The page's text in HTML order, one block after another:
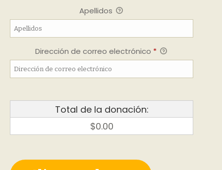
Apellidos
Dirección de correo electrónico *
Total de la donación:
$0.00